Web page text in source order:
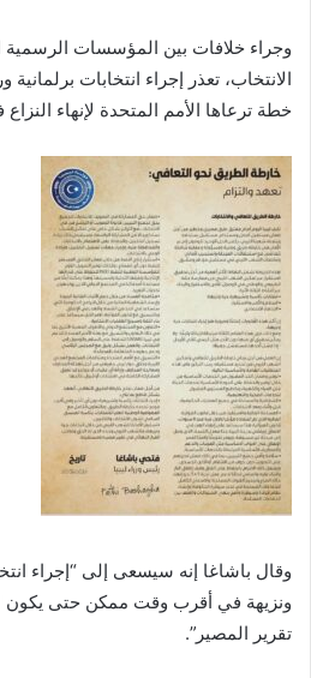
وجراء خلافات بين المؤسسات الرسمية
خطة ترعاها الأمم المتحدة لإنهاء
وقال باشاغا إنه سيسعى إلى “إجراء
ونزيهة في أقرب وقت ممكن حتى يكون
تقرير المصير”.